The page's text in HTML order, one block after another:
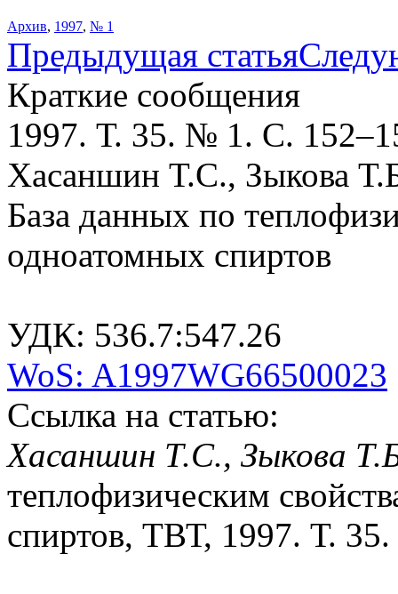
Архив, 1997, № 1
Предыдущая статья
Краткие сообщения
1997. Т. 35. № 1. С.
Хасаншин Т.С., Зыкова
База данных по
одноатомных спиртов
УДК: 536.7:547.26
WoS: A1997WG66500023
Ссылка на статью:
Хасаншин Т.С., Зыкова
теплофизическим
спиртов, ТВТ, 1997. Т.